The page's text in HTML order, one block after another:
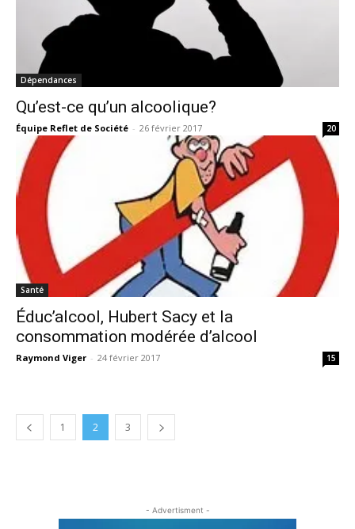
Dépendances
Qu’est-ce qu’un alcoolique?
Équipe Reflet de Société - 26 février 2017 20
Santé
Éduc’alcool, Hubert Sacy et la
consommation modérée d’alcool
Raymond Viger - 24 février 2017 15
1 2 3
- Advertisment -